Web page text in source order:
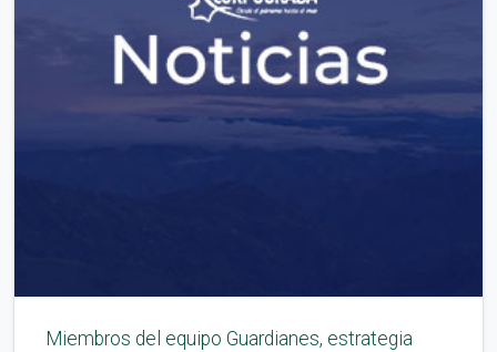
Miembros del equipo Guardianes, estrategia